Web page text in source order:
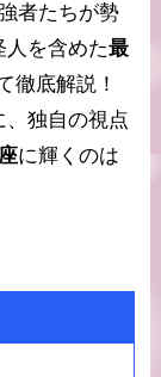
者たちが勢
人を含めた最
徹底解説！
独自の視点
に輝くのは